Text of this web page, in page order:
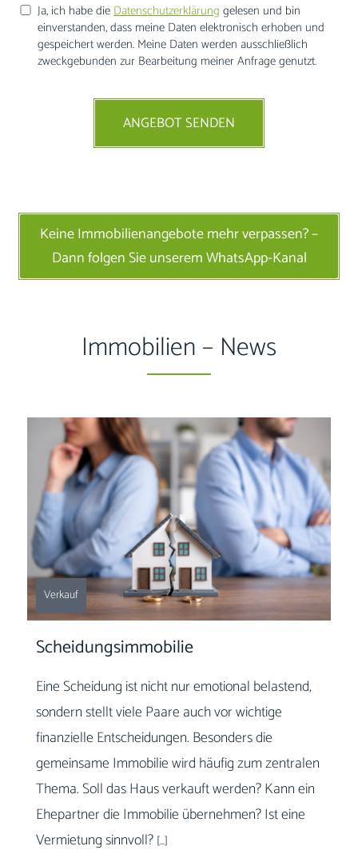
Ja, ich habe dieDatenschutzerklärung gelesen und bin
einverstanden, dass meine Daten elektronisch erhoben und
gespeichert werden. Meine Daten werden ausschließlich
zweckgebunden zur Bearbeitung meiner Anfrage genutzt.
ANGEBOT SENDEN
Keine Immobilienangebote mehr verpassen? –
Dann folgen Sie unserem WhatsApp-Kanal
Immobilien – News
Verkauf
Scheidungsimmobilie
Eine Scheidung ist nicht nur emotional belastend,
sondern stellt viele Paare auch vor wichtige
finanzielle Entscheidungen. Besonders die
gemeinsame Immobilie wird häufig zum zentralen
Thema. Soll das Haus verkauft werden? Kann ein
Ehepartner die Immobilie übernehmen? Ist eine
Vermietung sinnvoll? […]